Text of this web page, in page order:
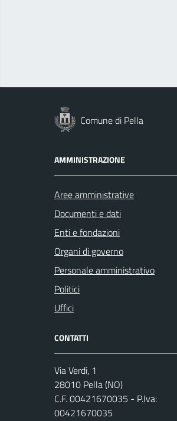
Comune di Pella
AMMINISTRAZIONE
Aree amministrative
Documenti e dati
Enti e fondazioni
Organi di governo
Personale amministrativo
Politici
Uffici
CONTATTI
Via Verdi, 1
28010 Pella (NO)
C.F. 00421670035 - P.Iva:
00421670035